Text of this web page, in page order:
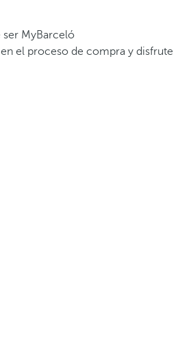
ser MyBarceló
el proceso de compra y disfrute